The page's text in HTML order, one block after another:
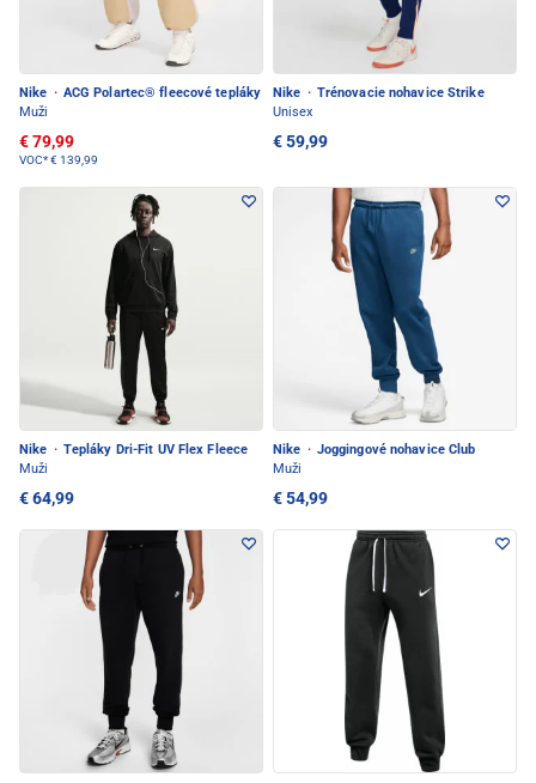
Nike · ACG Polartec® fleecové tepláky
Muži
€ 79,99
VOC*€ 139,99
Nike · Trénovacie nohavice Strike
Unisex
€ 59,99
Nike · Tepláky Dri-Fit UV Flex Fleece
Muži
€ 64,99
Nike · Joggingové nohavice Club
Muži
€ 54,99